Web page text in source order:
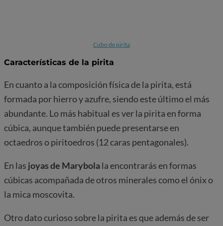
Cubo de pirita
Características de la pirita
En cuanto a la composición física de la pirita, está
formada por hierro y azufre, siendo este último el más
abundante. Lo más habitual es ver la pirita en forma
cúbica, aunque también puede presentarse en
octaedros o piritoedros (12 caras pentagonales).
En las joyas de Marybolala encontrarás en formas
cúbicas acompañada de otros minerales como el ónix o
la mica moscovita.
Otro dato curioso sobre la pirita es que además de ser